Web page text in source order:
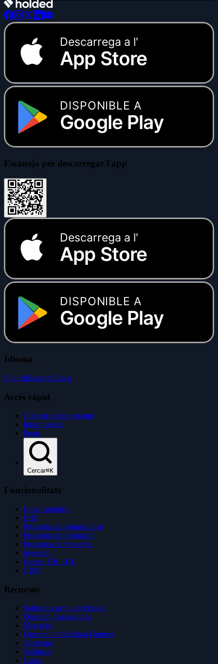
Descarrega a l'
App Store
DISPONIBLE A
Google Play
Escaneja per descarregar l'app
Descarrega a l'
App Store
DISPONIBLE A
Google Play
Idioma
EnglishEspañolCatalà
Accés ràpid
Crea un compte gratuït
Iniciar sessió
Preus
Cercar⌘K
Funcionalitats
Llista completa
ERP
Programa de comptabilitat
Programa de facturació
Programa de tresoreria
Inventari
Equip / RR. HH.
CRM
Recursos
Solucions per a developers
Directori d'assessories
Migració
Directori de Solution Partners
Academy
Webinars
Guies